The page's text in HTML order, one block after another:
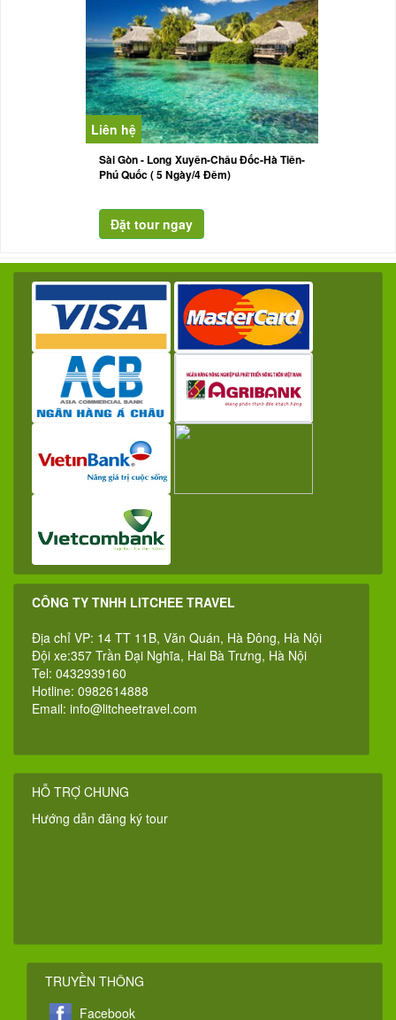
Liên hệ
Sài Gòn - Long Xuyên-Châu Đốc-Hà Tiên-
Phú Quốc ( 5 Ngày/4 Đêm)
CÔNG TY TNHH LITCHEE TRAVEL
Địa chỉ VP: 14 TT 11B, Văn Quán, Hà Đông, Hà Nội
Đội xe:357 Trần Đại Nghĩa, Hai Bà Trưng, Hà Nội
Tel: 0432939160
Hotline: 0982614888
Email: info@litcheetravel.com
HỖ TRỢ CHUNG
Hướng dẫn đăng ký tour
TRUYỀN THÔNG
Facebook